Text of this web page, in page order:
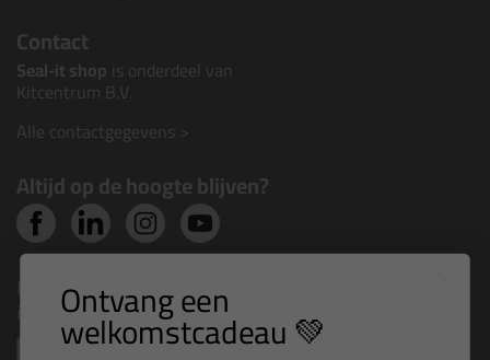
Contact
Seal-it shop is onderdeel van
Kitcentrum B.V.
Alle contactgegevens >
Altijd op de hoogte blijven?
Nieuws, tips en exclusieve deals rechtstreeks in je
inbox Ontvang een
welkomstcadeau 💚